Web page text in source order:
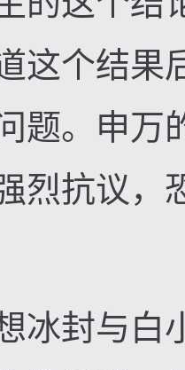
这个结果
题。申万
烈抗议，
封与白